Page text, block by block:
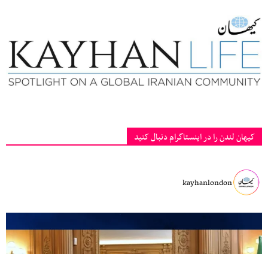
کیهان لندن را در اینستاگرام دنبال کنید
kayhanlondon